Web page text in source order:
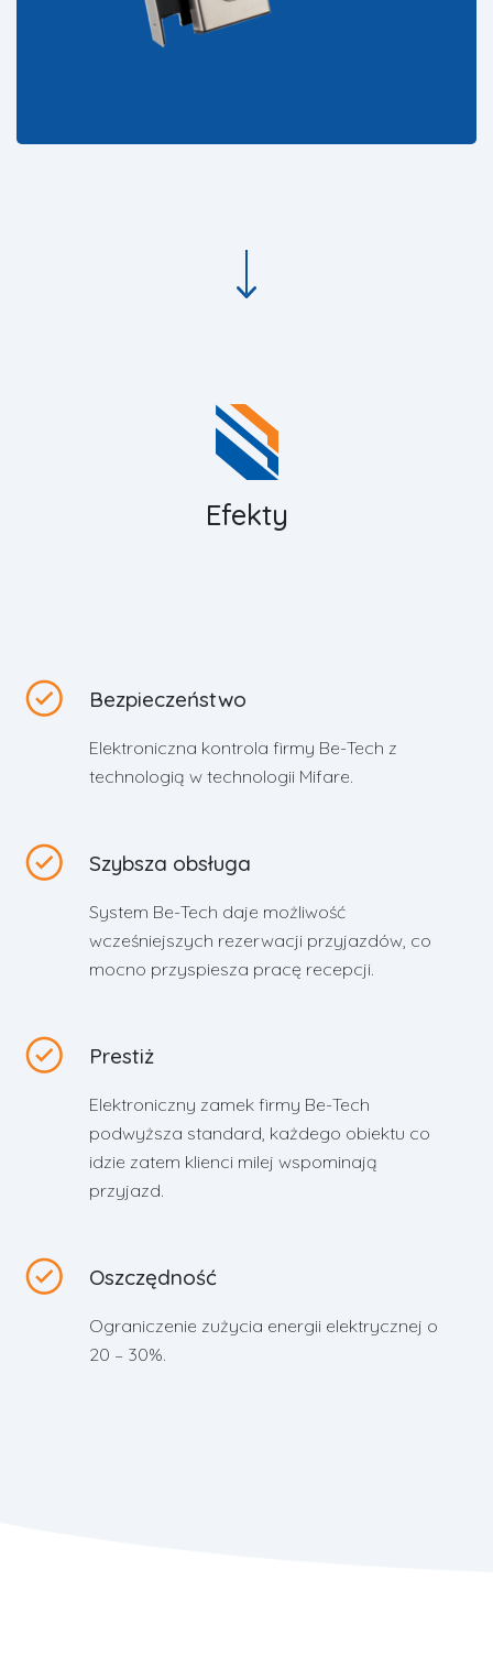
Efekty
Bezpieczeństwo
Elektroniczna kontrola firmy Be-Tech z
technologią w technologii Mifare.
Szybsza obsługa
System Be-Tech daje możliwość
wcześniejszych rezerwacji przyjazdów, co
mocno przyspiesza pracę recepcji.
Prestiż
Elektroniczny zamek firmy Be-Tech
podwyższa standard, każdego obiektu co
idzie zatem klienci milej wspominają
przyjazd.
Oszczędność
Ograniczenie zużycia energii elektrycznej o
20 – 30%.